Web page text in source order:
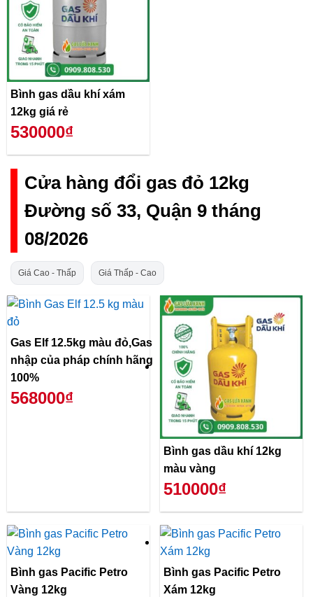
Bình gas dầu khí xám
12kg giá rẻ
530000₫
Cửa hàng đổi gas đỏ 12kg
Đường số 33, Quận 9 tháng
08/2026
Giá Cao - Thấp Giá Thấp - Cao
Gas Elf 12.5kg màu đỏ,Gas
nhập của pháp chính hãng
100%
568000₫
Bình gas dầu khí 12kg
màu vàng
510000₫
Bình gas Pacific Petro
Vàng 12kg
Bình gas Pacific Petro
Xám 12kg